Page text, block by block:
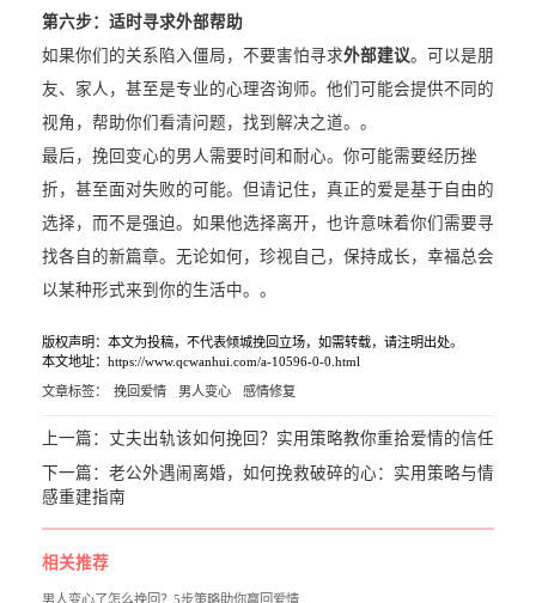
第六步：适时寻求外部帮助
如果你们的关系陷入僵局，不要害怕寻求外部建议。可以是朋
友、家人，甚至是专业的心理咨询师。他们可能会提供不同的
视角，帮助你们看清问题，找到解决之道。。
最后，挽回变心的男人需要时间和耐心。你可能需要经历挫
折，甚至面对失败的可能。但请记住，真正的爱是基于自由的
选择，而不是强迫。如果他选择离开，也许意味着你们需要寻
找各自的新篇章。无论如何，珍视自己，保持成长，幸福总会
以某种形式来到你的生活中。。
版权声明：本文为投稿，不代表倾城挽回立场，如需转载，请注明出处。
本文地址：https://www.qcwanhui.com/a-10596-0-0.html
文章标签： 挽回爱情 男人变心 感情修复
上一篇： 丈夫出轨该如何挽回？实用策略教你重拾爱情的信任
下一篇： 老公外遇闹离婚，如何挽救破碎的心：实用策略与情
感重建指南
相关推荐
男人变心了怎么挽回？5步策略助你赢回爱情